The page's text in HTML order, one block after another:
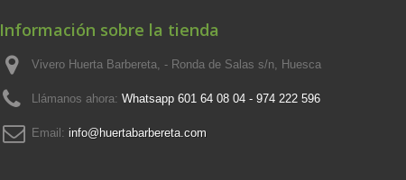
Información sobre la tienda
Vivero Huerta Barbereta, - Ronda de Salas s/n, Huesca
Llámanos ahora: Whatsapp 601 64 08 04 - 974 222 596
Email: info@huertabarbereta.com